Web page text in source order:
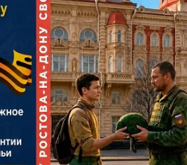
0
суды: как понять до
что дом будет
проверить ростовчанам,